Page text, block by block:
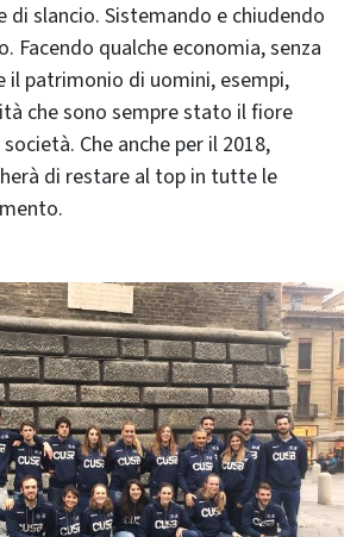
di slancio. Sistemando e chiudendo
Facendo qualche economia, senza
il patrimonio di uomini, esempi,
che sono sempre stato il fiore
Che anche per il 2018,
di restare al top in tutte le